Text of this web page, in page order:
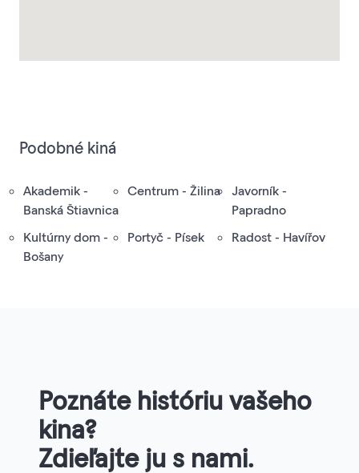
Podobné kiná
Akademik -
Banská Štiavnica
Centrum - Žilina
Javorník -
Papradno
Kultúrny dom -
Bošany
Portyč - Písek Radost - Havířov
Poznáte históriu vašeho
kina?
Zdieľajte ju s nami.